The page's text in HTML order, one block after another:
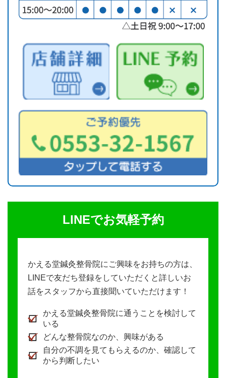
LINEでお気軽予約
かえる堂鍼灸整骨院にご興味をお持ちの方は、
LINEで友だち登録をしていただくと詳しいお
話をスタッフから直接聞いていただけます！
かえる堂鍼灸整骨院に通うことを検討して
いる
どんな整骨院なのか、興味がある
自分の不調を見てもらえるのか、確認して
から判断したい